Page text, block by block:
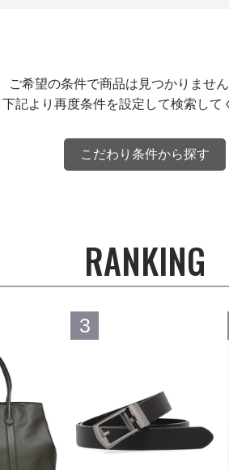
ご希望の条件で商品は見つかりませ
下記より再度条件を設定して検索して
こだわり条件から探す
RANKING
3